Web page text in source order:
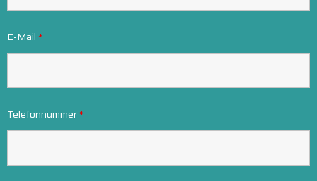
E-Mail *
Telefonnummer*